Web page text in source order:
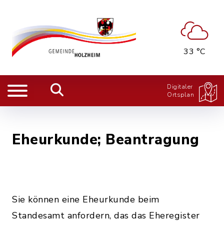
33 °C
Digitaler
Ortsplan
Eheurkunde; Beantragung
Sie können eine Eheurkunde beim
Standesamt anfordern, das das Eheregister